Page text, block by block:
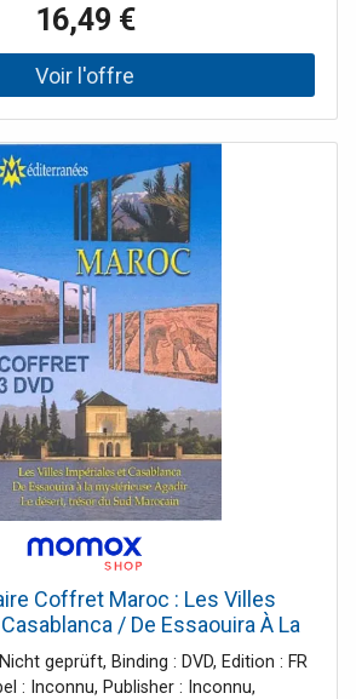
16,49 €
Coffret Maroc : Les Villes
/ De Essaouira À La
/ Le Désert, Trésor Du Sud
3 Dvd [Fr Import]
geprüft, Binding : DVD, Edition : FR
: Inconnu, Publisher : Inconnu,